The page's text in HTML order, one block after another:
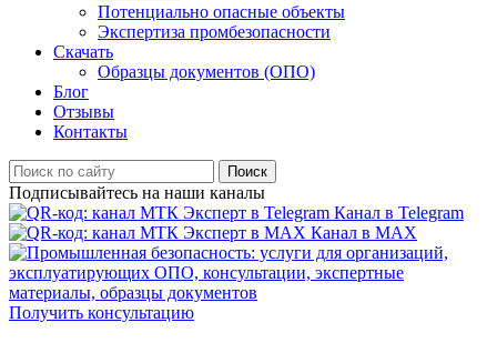
Потенциально опасные объекты
Экспертиза промбезопасности
Скачать
Образцы документов (ОПО)
Блог
Отзывы
Контакты
Поиск
Подписывайтесь на наши каналы
Канал в Telegram
Канал в MAX
Получить консультацию